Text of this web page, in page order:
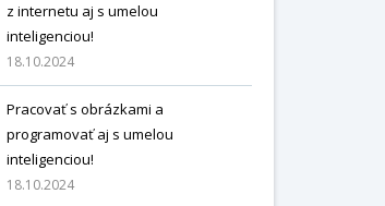
z internetu aj s umelou
inteligenciou!
18.10.2024
Pracovať s obrázkami a
programovať aj s umelou
inteligenciou!
18.10.2024